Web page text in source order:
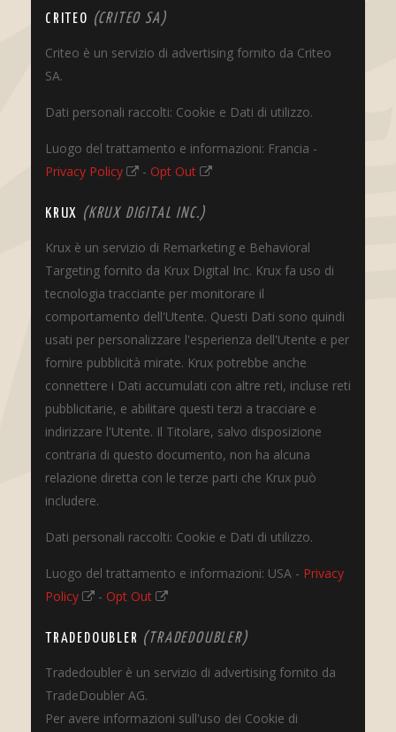
CRITEO (CRITEO SA)
Criteo è un servizio di advertising fornito da Criteo
SA.
Dati personali raccolti: Cookie e Dati di utilizzo.
Luogo del trattamento e informazioni: Francia -
Privacy Policy
- Opt Out
KRUX (KRUX DIGITAL INC.)
Krux è un servizio di Remarketing e Behavioral
Targeting fornito da Krux Digital Inc. Krux fa uso di
tecnologia tracciante per monitorare il
comportamento dell'Utente. Questi Dati sono quindi
usati per personalizzare l'esperienza dell'Utente e per
fornire pubblicità mirate. Krux potrebbe anche
connettere i Dati accumulati con altre reti, incluse reti
pubblicitarie, e abilitare questi terzi a tracciare e
indirizzare l'Utente. Il Titolare, salvo disposizione
contraria di questo documento, non ha alcuna
relazione diretta con le terze parti che Krux può
includere.
Dati personali raccolti: Cookie e Dati di utilizzo.
Luogo del trattamento e informazioni: USA - Privacy
Policy
- Opt Out
TRADEDOUBLER (TRADEDOUBLER)
Tradedoubler è un servizio di advertising fornito da
TradeDoubler AG.
Per avere informazioni sull'uso dei Cookie di